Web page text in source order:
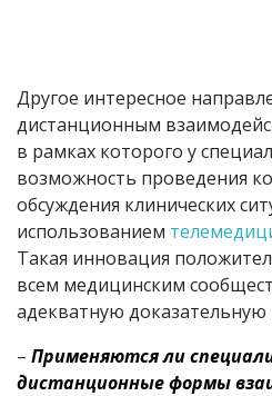
Другое интересное
дистанционным
в рамках которого у
возможность проведения
обсуждения клинических
использованием
Такая инновация
всем медицинским
адекватную
– Применяются ли
дистанционные формы